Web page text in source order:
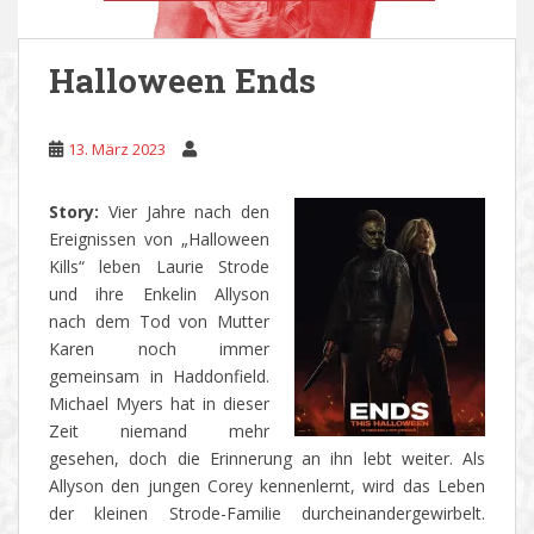
Halloween Ends
13. März 2023
Story: Vier Jahre nach den
Ereignissen von „Halloween
Kills“ leben Laurie Strode
und ihre Enkelin Allyson
nach dem Tod von Mutter
Karen noch immer
gemeinsam in Haddonfield.
Michael Myers hat in dieser
Zeit niemand mehr
gesehen, doch die Erinnerung an ihn lebt weiter. Als
Allyson den jungen Corey kennenlernt, wird das Leben
der kleinen Strode-Familie durcheinandergewirbelt.